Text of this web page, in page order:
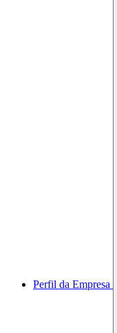
Perfil da Empresa